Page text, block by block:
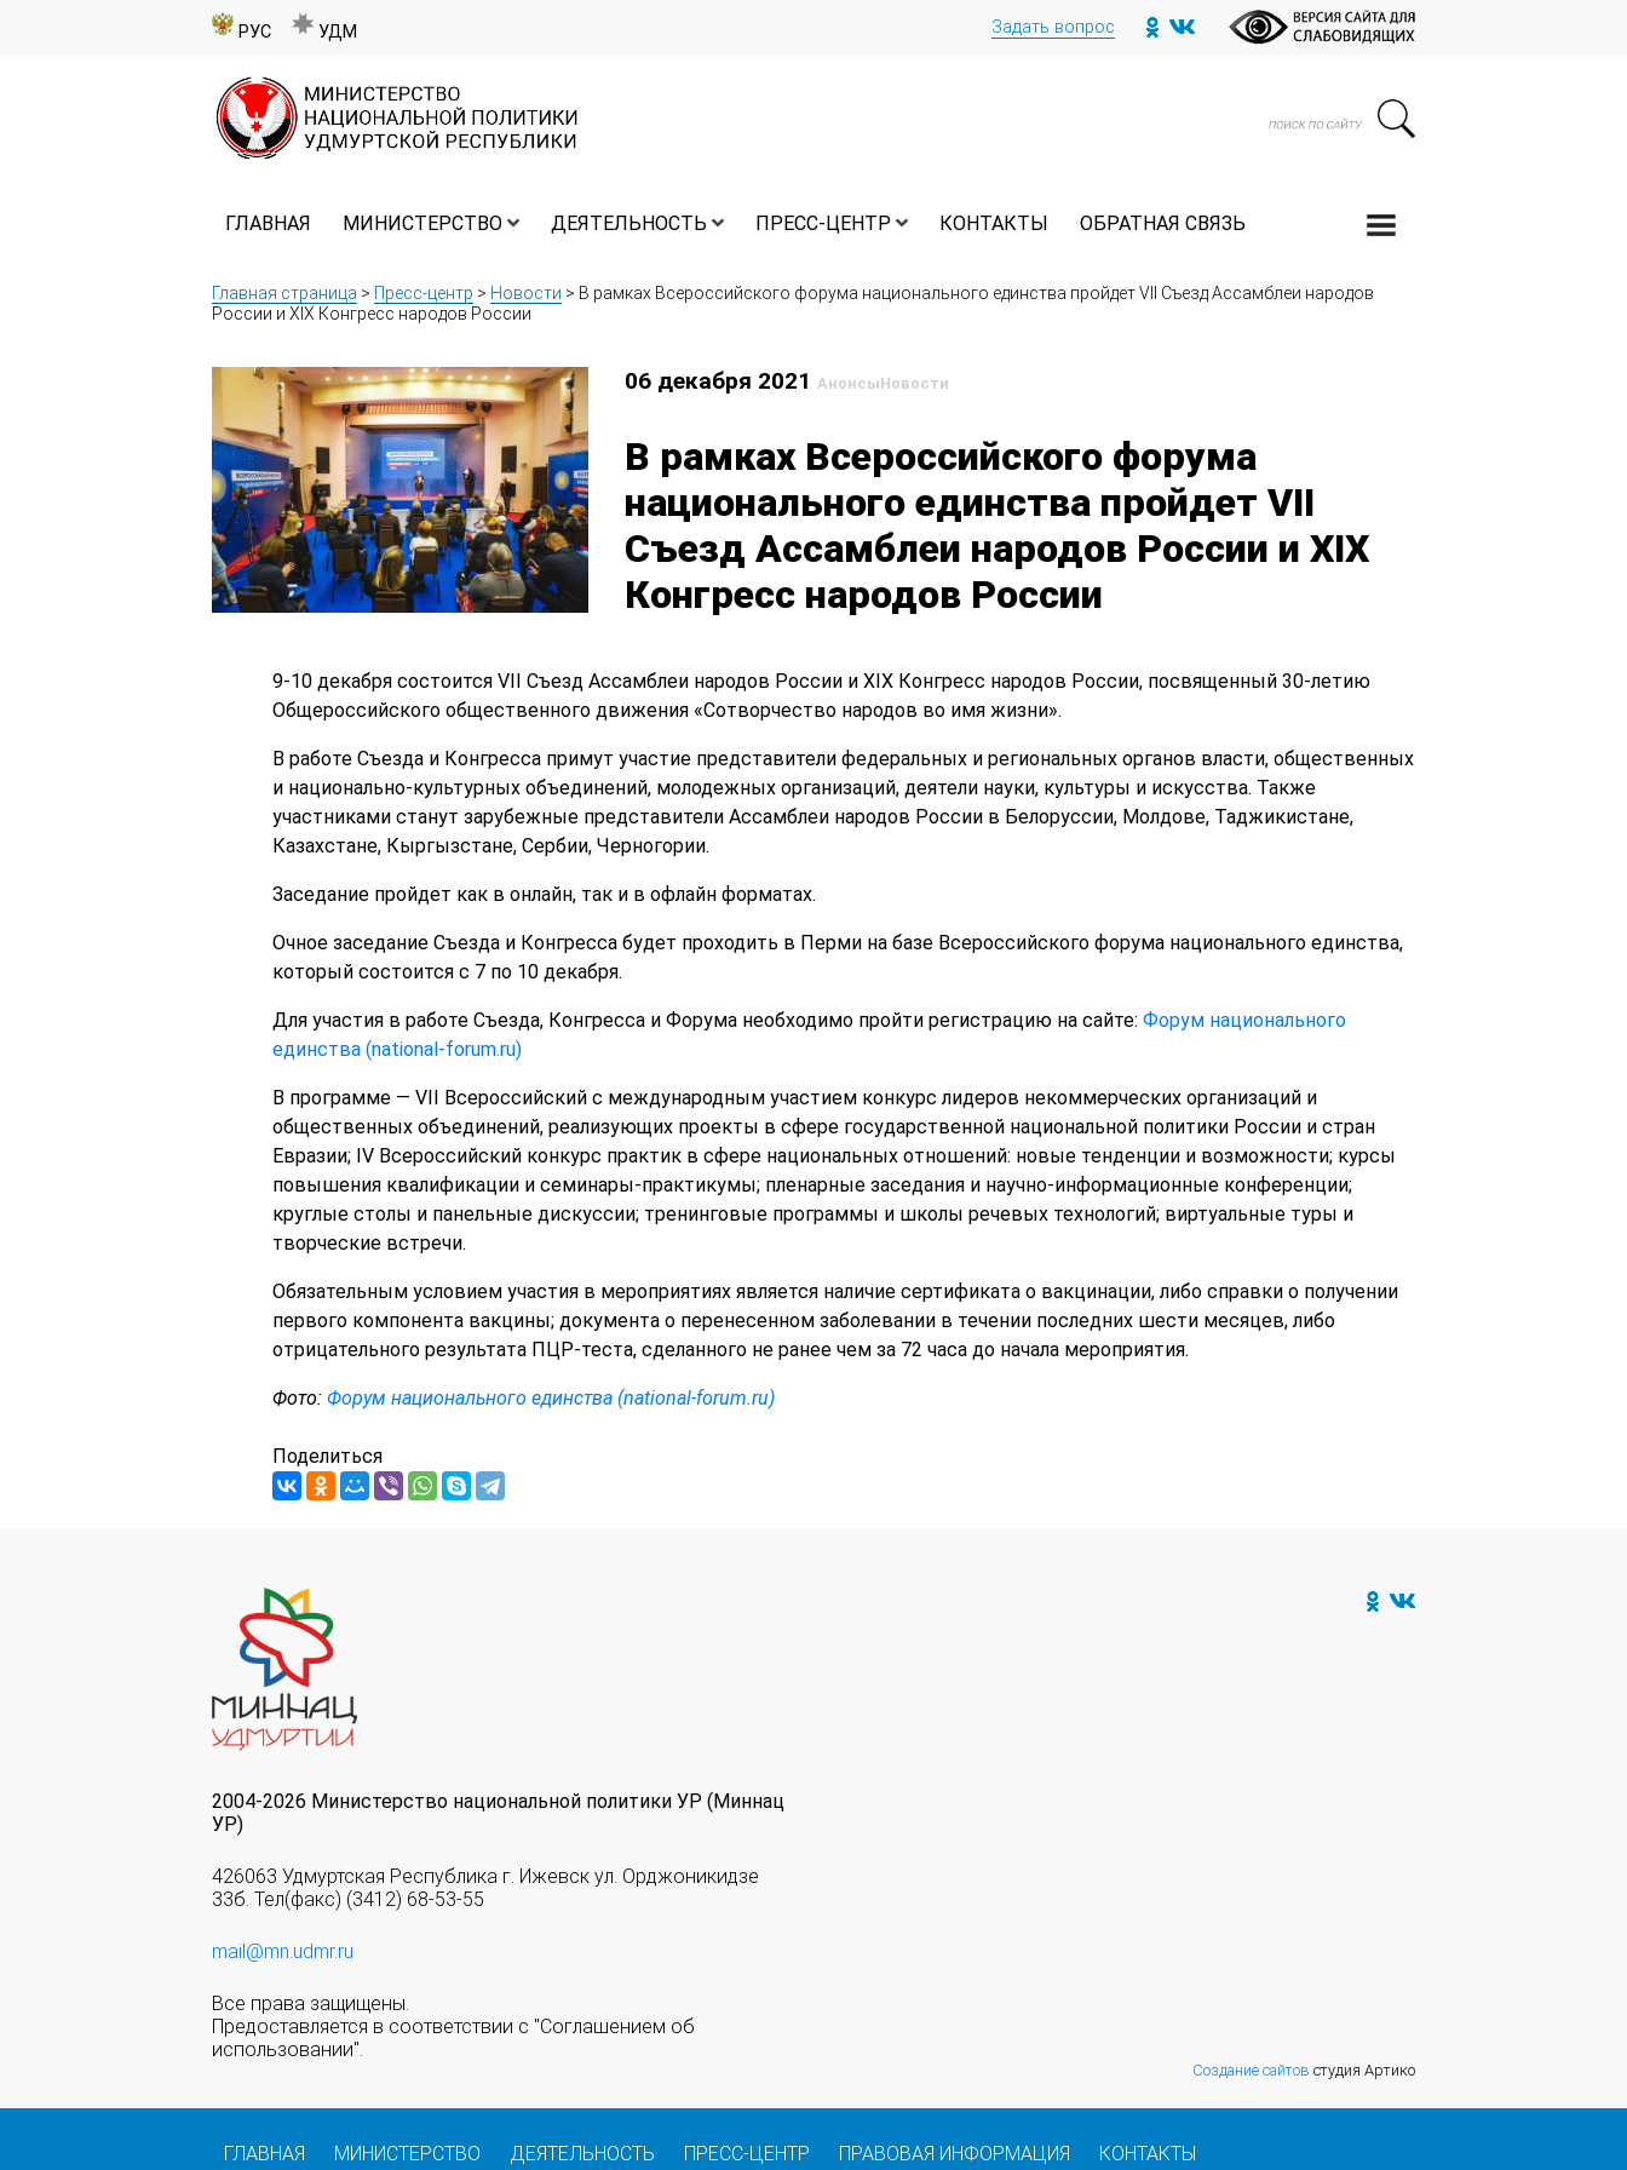
РУС УДМ Задать вопрос
ГЛАВНАЯ МИНИСТЕРСТВО ДЕЯТЕЛЬНОСТЬ ПРЕСС-ЦЕНТР КОНТАКТЫ ОБРАТНАЯ СВЯЗЬ
Главная страница > Пресс-центр > Новости > В рамках Всероссийского форума национального единства пройдет VII Съезд Ассамблеи народов
России и XIX Конгресс народов России
06 декабря 2021АнонсыНовости
В рамках Всероссийского форума
национального единства пройдет VII
Съезд Ассамблеи народов России и XIX
Конгресс народов России
9-10 декабря состоится VII Съезд Ассамблеи народов России и XIX Конгресс народов России, посвященный 30-летию
Общероссийского общественного движения «Сотворчество народов во имя жизни».
В работе Съезда и Конгресса примут участие представители федеральных и региональных органов власти, общественных
и национально-культурных объединений, молодежных организаций, деятели науки, культуры и искусства. Также
участниками станут зарубежные представители Ассамблеи народов России в Белоруссии, Молдове, Таджикистане,
Казахстане, Кыргызстане, Сербии, Черногории.
Заседание пройдет как в онлайн, так и в офлайн форматах.
Очное заседание Съезда и Конгресса будет проходить в Перми на базе Всероссийского форума национального единства,
который состоится с 7 по 10 декабря.
Для участия в работе Съезда, Конгресса и Форума необходимо пройти регистрацию на сайте: Форум национального
единства (national-forum.ru)
В программе — VII Всероссийский c международным участием конкурс лидеров некоммерческих организаций и
общественных объединений, реализующих проекты в сфере государственной национальной политики России и стран
Евразии; IV Всероссийский конкурс практик в сфере национальных отношений: новые тенденции и возможности; курсы
повышения квалификации и семинары-практикумы; пленарные заседания и научно-информационные конференции;
круглые столы и панельные дискуссии; тренинговые программы и школы речевых технологий; виртуальные туры и
творческие встречи.
Обязательным условием участия в мероприятиях является наличие сертификата о вакцинации, либо справки о получении
первого компонента вакцины; документа о перенесенном заболевании в течении последних шести месяцев, либо
отрицательного результата ПЦР-теста, сделанного не ранее чем за 72 часа до начала мероприятия.
Фото: Форум национального единства (national-forum.ru)
Поделиться
2004-2026 Министерство национальной политики УР (Миннац
УР)
426063 Удмуртская Республика г. Ижевск ул. Орджоникидзе
33б. Тел(факс) (3412) 68-53-55
mail@mn.udmr.ru
Все права защищены.
Предоставляется в соответствии с "Соглашением об
использовании".
Создание сайтов студия Артико
ГЛАВНАЯ МИНИСТЕРСТВО ДЕЯТЕЛЬНОСТЬ ПРЕСС-ЦЕНТР ПРАВОВАЯ ИНФОРМАЦИЯ КОНТАКТЫ